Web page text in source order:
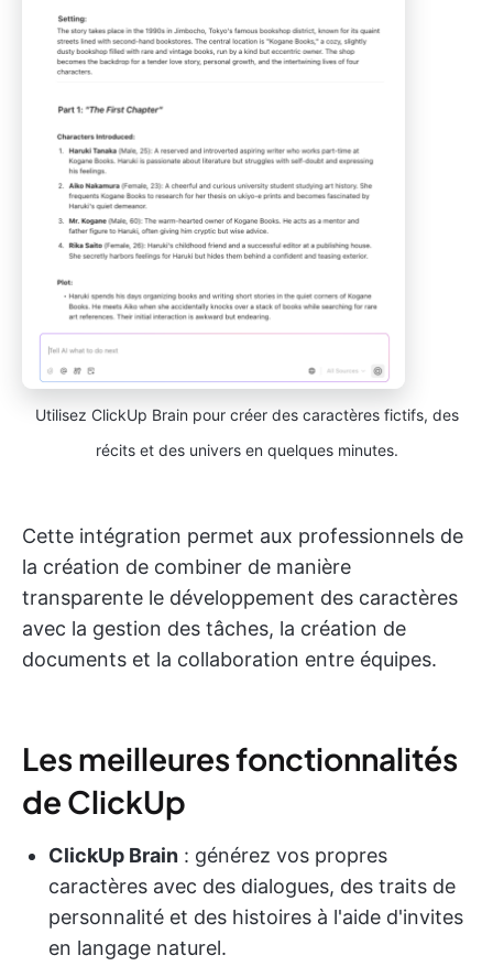
Utilisez ClickUp Brain pour créer des caractères fictifs, des
récits et des univers en quelques minutes.
Cette intégration permet aux professionnels de
la création de combiner de manière
transparente le développement des caractères
avec la gestion des tâches, la création de
documents et la collaboration entre équipes.
Les meilleures fonctionnalités
de ClickUp
ClickUp Brain : générez vos propres
caractères avec des dialogues, des traits de
personnalité et des histoires à l'aide d'invites
en langage naturel.